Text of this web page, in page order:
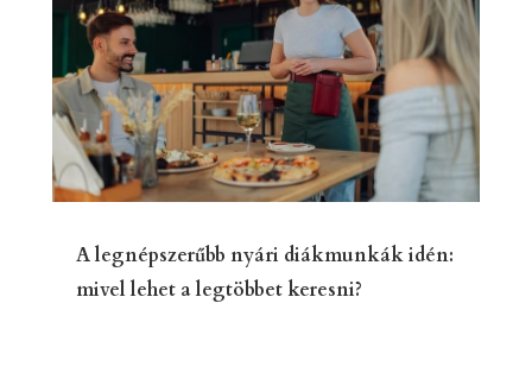
A legnépszerűbb nyári diákmunkák idén:
mivel lehet a legtöbbet keresni?